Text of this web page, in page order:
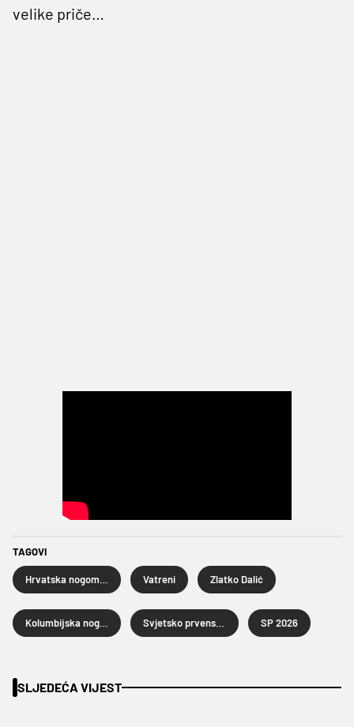
velike priče…
TAGOVI
Vatreni Zlatko Dalić
SP 2026
SLJEDEĆA VIJEST